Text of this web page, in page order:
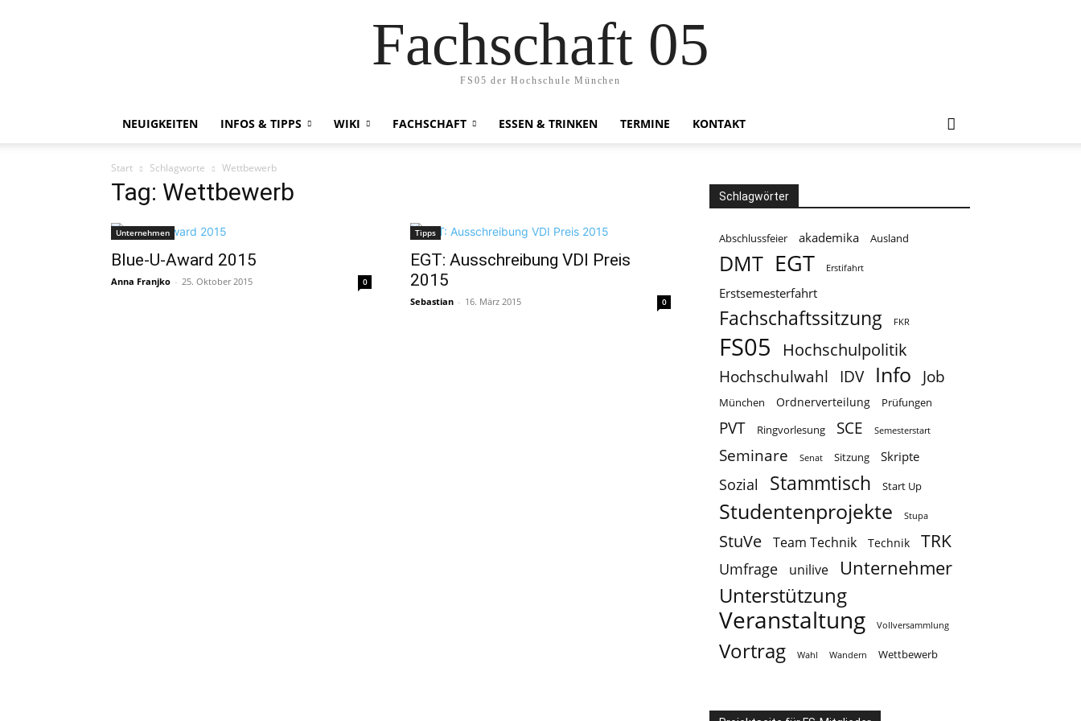
Fachschaft 05
FS05 der Hochschule München
NEUIGKEITEN INFOS & TIPPS WIKI FACHSCHAFT ESSEN & TRINKEN TERMINE KONTAKT
Start Schlagworte Wettbewerb
Tag: Wettbewerb
Unternehmen
Blue-U-Award 2015
Anna Franjko - 25. Oktober 2015 0
Tipps
EGT: Ausschreibung VDI Preis
2015
Sebastian - 16. März 2015 0
Schlagwörter
Abschlussfeier akademika Ausland
DMT EGT Erstifahrt
Erstsemesterfahrt
Fachschaftssitzung FKR
FS05
Hochschulpolitik
Hochschulwahl IDV Info Job
München Ordnerverteilung Prüfungen
PVT Ringvorlesung SCE Semesterstart
Seminare Senat Sitzung Skripte
Sozial Stammtisch Start Up
Studentenprojekte Stupa
StuVe Team Technik Technik TRK
Umfrage unilive Unternehmer
Unterstützung
Veranstaltung Vollversammlung
Vortrag Wahl Wandern Wettbewerb